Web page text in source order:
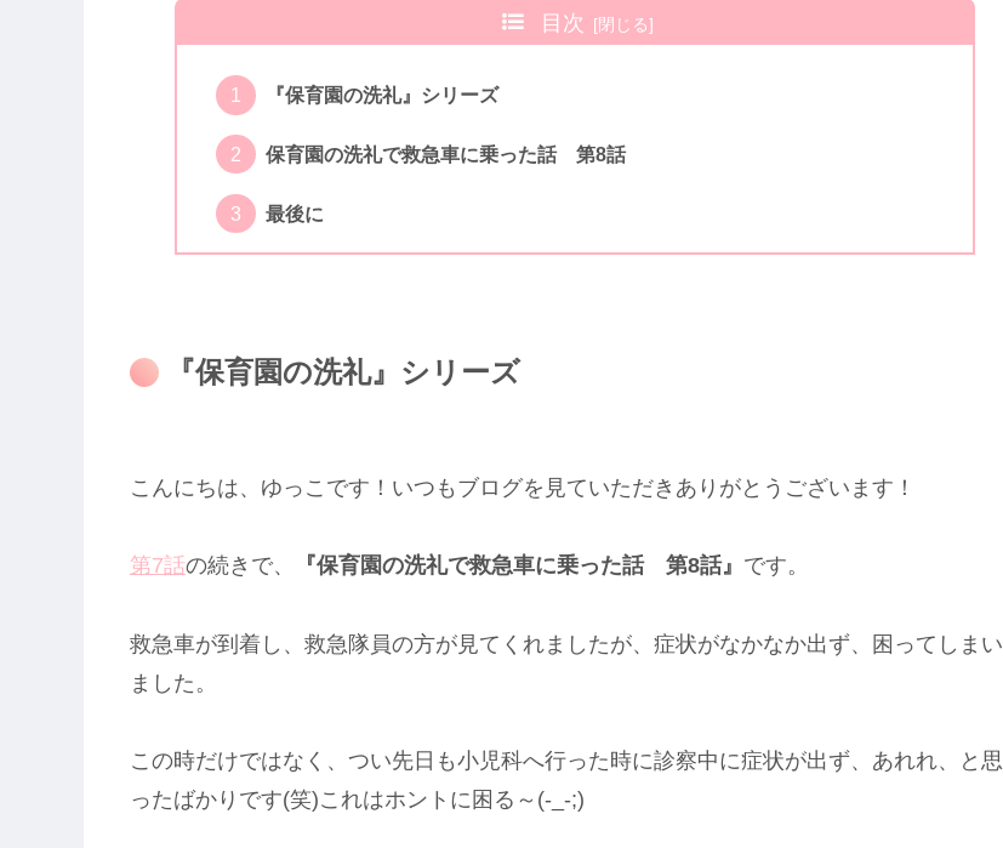
目次
『保育園の洗礼』シリーズ
保育園の洗礼で救急車に乗った話 第8話
最後に
『保育園の洗礼』シリーズ
こんにちは、ゆっこです！いつもブログを見ていただきありがとうございます！
第7話の続きで、 『保育園の洗礼で救急車に乗った話 第8話』 です。
救急車が到着し、救急隊員の方が見てくれましたが、症状がなかなか出ず、困ってしまい
ました。
この時だけではなく、つい先日も小児科へ行った時に診察中に症状が出ず、あれれ、と思
ったばかりです(笑)これはホントに困る～(-_-;)